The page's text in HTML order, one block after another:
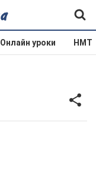
Онлайн уроки НМТ